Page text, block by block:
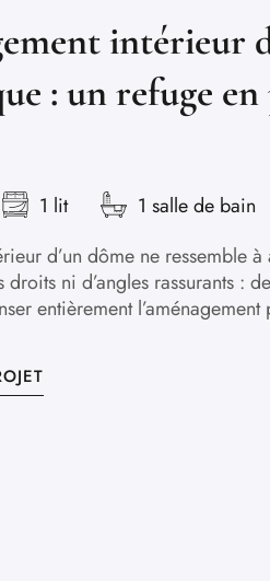
intérieur
: un refuge
1 lit
1 salle de bain
d’un dôme ne ressemble
ni d’angles rassurants :
entièrement l’aménagement